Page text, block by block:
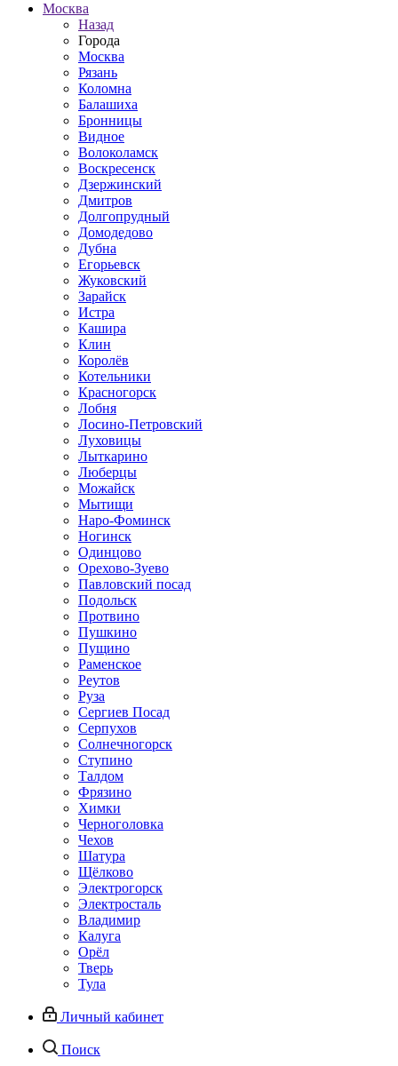
Москва
Назад
Города
Москва
Рязань
Коломна
Балашиха
Бронницы
Видное
Волоколамск
Воскресенск
Дзержинский
Дмитров
Долгопрудный
Домодедово
Дубна
Егорьевск
Жуковский
Зарайск
Истра
Кашира
Клин
Королёв
Котельники
Красногорск
Лобня
Лосино-Петровский
Луховицы
Лыткарино
Люберцы
Можайск
Мытищи
Наро-Фоминск
Ногинск
Одинцово
Орехово-Зуево
Павловский посад
Подольск
Протвино
Пушкино
Пущино
Раменское
Реутов
Руза
Сергиев Посад
Серпухов
Солнечногорск
Ступино
Талдом
Фрязино
Химки
Черноголовка
Чехов
Шатура
Щёлково
Электрогорск
Электросталь
Владимир
Калуга
Орёл
Тверь
Тула
Личный кабинет
Поиск